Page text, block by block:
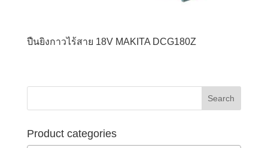
ปืนยิงกาวไร้สาย 18V MAKITA DCG180Z
Product categories